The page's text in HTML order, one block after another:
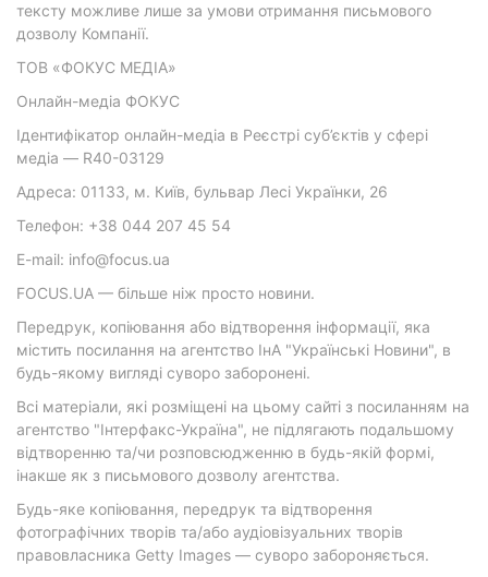
тексту можливе лише за умови отримання письмового
дозволу Компанії.
ТОВ «ФОКУС МЕДІА»
Онлайн-медіа ФОКУС
Ідентифікатор онлайн-медіа в Реєстрі суб’єктів у сфері
медіа — R40-03129
Адреса: 01133, м. Київ, бульвар Лесі Українки, 26
Телефон: +38 044 207 45 54
E-mail: info@focus.ua
FOCUS.UA — більше ніж просто новини.
Передрук, копіювання або відтворення інформації, яка
містить посилання на агентство ІнА "Українські Новини", в
будь-якому вигляді суворо заборонені.
Всі матеріали, які розміщені на цьому сайті з посиланням на
агентство "Інтерфакс-Україна", не підлягають подальшому
відтворенню та/чи розповсюдженню в будь-якій формі,
інакше як з письмового дозволу агентства.
Будь-яке копіювання, передрук та відтворення
фотографічних творів та/або аудіовізуальних творів
правовласника Getty Images — суворо забороняється.